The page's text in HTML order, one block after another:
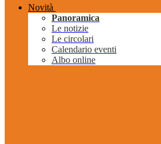
Novità
Panoramica
Le notizie
Le circolari
Calendario eventi
Albo online